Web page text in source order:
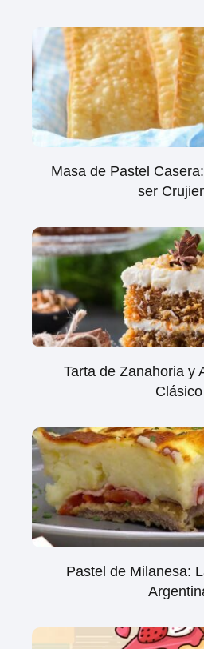
Masa de Pastel
ser
Tarta de Zanahoria y
Clásico
Pastel de Milanesa: